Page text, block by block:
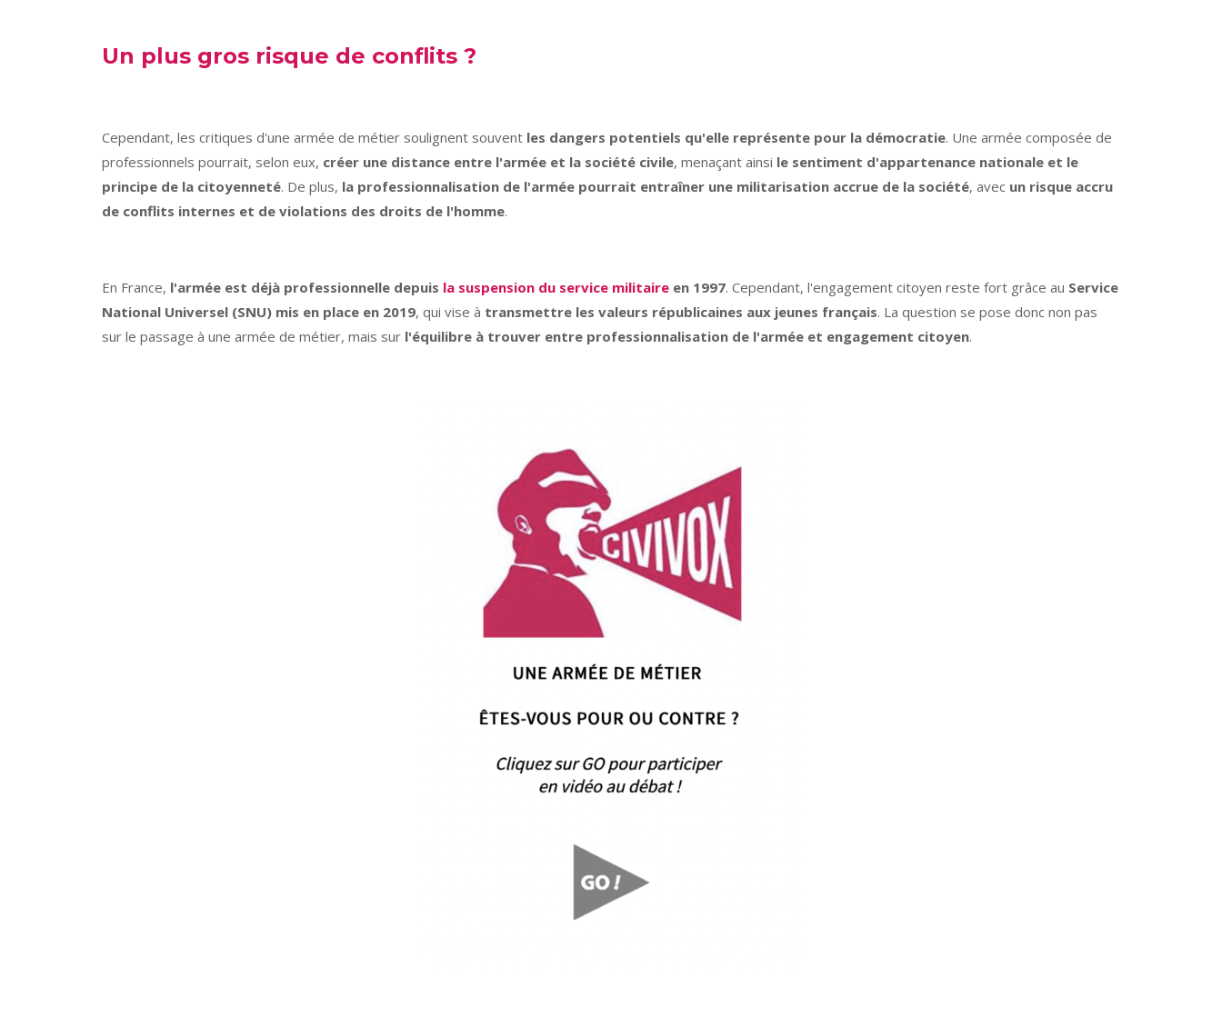
Un plus gros risque de conflits ?
Cependant, les critiques d'une armée de métier soulignent souvent les dangers potentiels qu'elle représente pour la démocratie. Une armée composée de
professionnels pourrait, selon eux, créer une distance entre l'armée et la société civile, menaçant ainsi le sentiment d'appartenance nationale et le
principe de la citoyenneté. De plus, la professionnalisation de l'armée pourrait entraîner une militarisation accrue de la société, avec un risque accru
de conflits internes et de violations des droits de l'homme.
En France, l'armée est déjà professionnelle depuis la suspension du service militaire en 1997. Cependant, l'engagement citoyen reste fort grâce au Service
National Universel (SNU) mis en place en 2019, qui vise à transmettre les valeurs républicaines aux jeunes français. La question se pose donc non pas
sur le passage à une armée de métier, mais sur l'équilibre à trouver entre professionnalisation de l'armée et engagement citoyen.